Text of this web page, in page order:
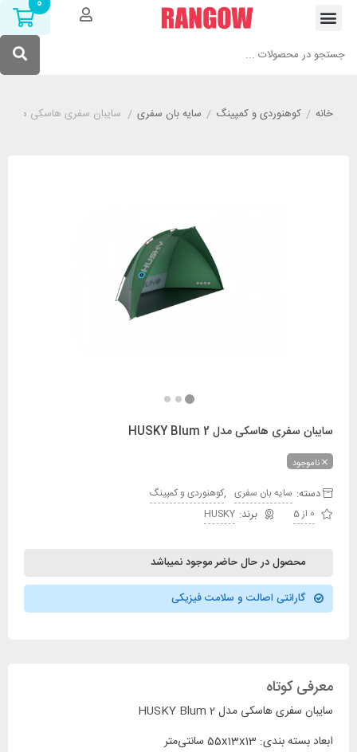
خانه/ کوهنوردی و کمپینگ/ سایه بان سفری/ سایبان سفری هاسکی مدل HUSKY Blum 2
سایبان سفری هاسکی مدل HUSKY Blum 2
ناموجود
دسته: سایه بان سفری
کوهنوردی و کمپینگ
0 از 5
HUSKY
محصول در حال حاضر موجود نمیباشد
گارانتی اصالت و سلامت فیزیکی
معرفی کوتاه
سایبان سفری هاسکی مدل HUSKY Blum 2
ابعاد بسته بندی: 55x13x13 سانتی‌متر